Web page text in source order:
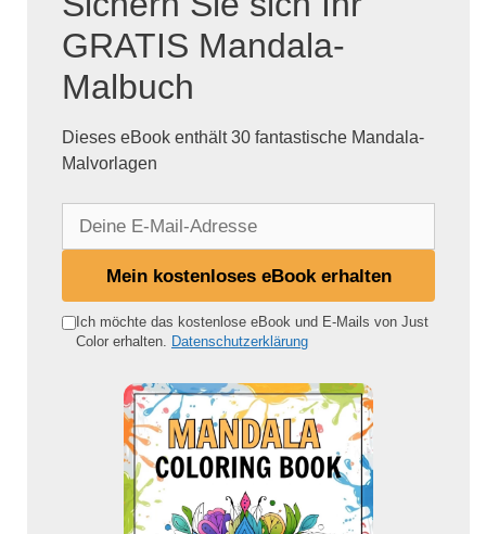
GRATIS Mandala-
Malbuch
Dieses eBook enthält 30 fantastische Mandala-
Malvorlagen
e
Mein kostenloses eBook erhalten
Ich möchte das kostenlose eBook und E-Mails von Just
Color erhalten.
Datenschutzerklärung